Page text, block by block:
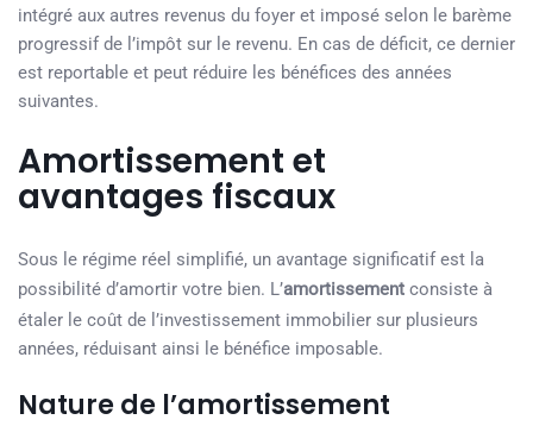
intégré aux autres revenus du foyer et imposé selon le barème
progressif de l’impôt sur le revenu. En cas de déficit, ce dernier
est reportable et peut réduire les bénéfices des années
suivantes.
Amortissement et
avantages fiscaux
Sous le régime réel simplifié, un avantage significatif est la
possibilité d’amortir votre bien. L’amortissement consiste à
étaler le coût de l’investissement immobilier sur plusieurs
années, réduisant ainsi le bénéfice imposable.
Nature de l’amortissement